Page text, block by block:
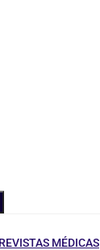
REVISTAS MÉDICAS